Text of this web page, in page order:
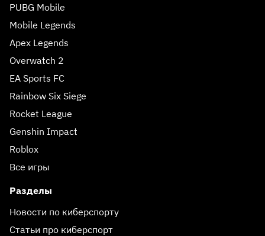
PUBG Mobile
Mobile Legends
Apex Legends
Overwatch 2
EA Sports FC
Rainbow Six Siege
Rocket League
Genshin Impact
Roblox
Все игры
Разделы
Новости по киберспорту
Статьи про киберспорт